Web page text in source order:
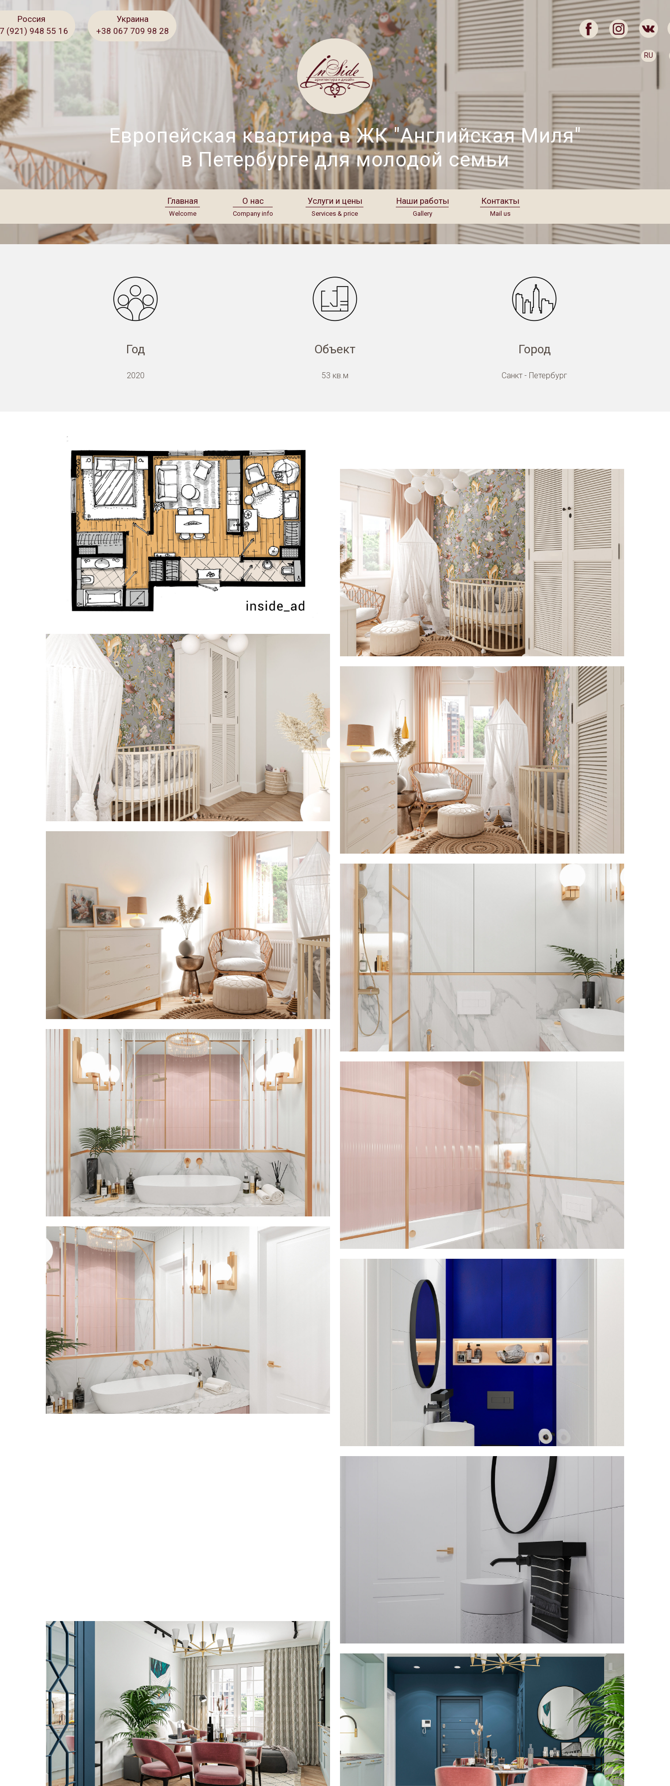
Главная О нас Услуги и цены Наши работы Контакты
Welcome Company info Services & price Gallery Mail us
Россия
Европейская квартира в ЖК "Английская Миля"
в Петербурге для молодой семьи
(921) 948 55 16
Украина
+38 067 709 98 28
RU
Год
2020
Объект
53 кв.м
Город
Санкт - Петербург